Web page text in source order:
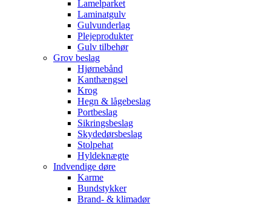
Lamelparket
Laminatgulv
Gulvunderlag
Plejeprodukter
Gulv tilbehør
Grov beslag
Hjørnebånd
Kanthængsel
Krog
Hegn & lågebeslag
Portbeslag
Sikringsbeslag
Skydedørsbeslag
Stolpehat
Hyldeknægte
Indvendige døre
Karme
Bundstykker
Brand- & klimadør